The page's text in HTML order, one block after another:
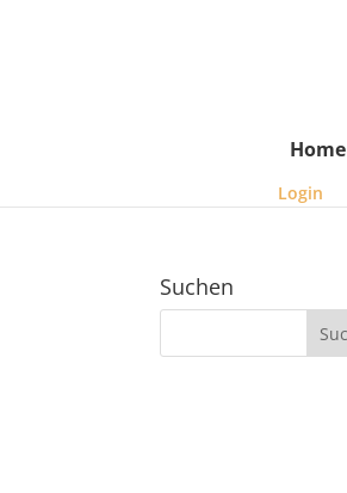
Home
Login
Suchen